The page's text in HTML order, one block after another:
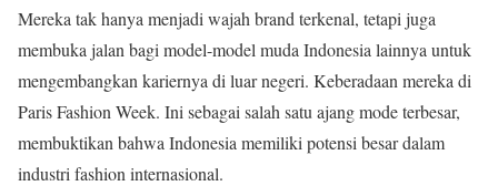
Mereka tak hanya menjadi wajah brand terkenal, tetapi juga
membuka jalan bagi model-model muda Indonesia lainnya untuk
mengembangkan kariernya di luar negeri. Keberadaan mereka di
Paris Fashion Week. Ini sebagai salah satu ajang mode terbesar,
membuktikan bahwa Indonesia memiliki potensi besar dalam
industri fashion internasional.